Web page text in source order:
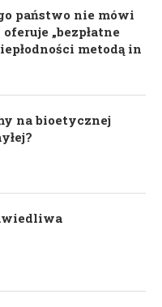
państwo nie mówi
„bezpłatne
metodą in
na bioetycznej